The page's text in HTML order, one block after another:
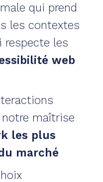
qui prend
les contextes
respecte les
web
maîtrise
les plus
marché